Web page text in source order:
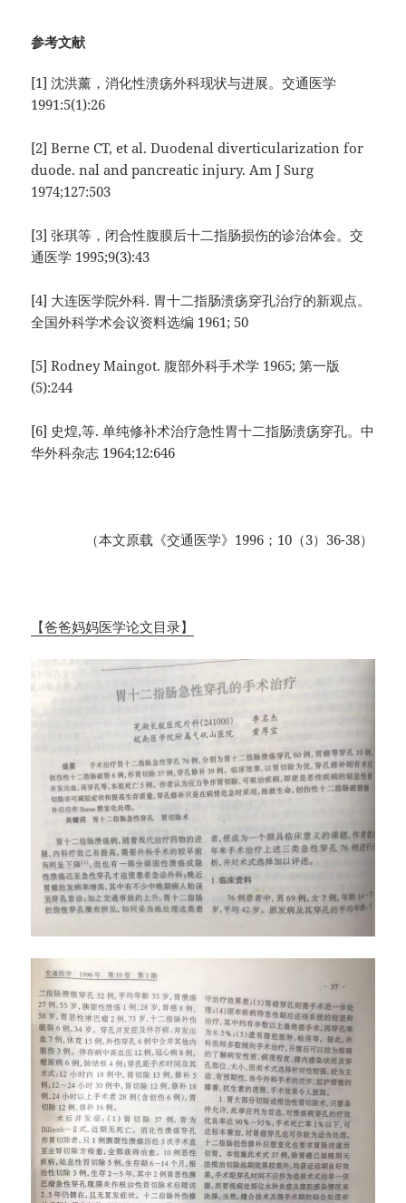
参考文献
[1] 沈洪薰，消化性溃疡外科现状与进展。交通医学
1991:5(1):26
[2] Berne CT, et al. Duodenal diverticularization for
duode. nal and pancreatic injury. Am J Surg
1974;127:503
[3] 张琪等，闭合性腹膜后十二指肠损伤的诊治体会。交
通医学 1995;9(3):43
[4] 大连医学院外科. 胃十二指肠溃疡穿孔治疗的新观点。
全国外科学术会议资料选编 1961; 50
[5] Rodney Maingot. 腹部外科手术学 1965; 第一版
(5):244
[6] 史煌,等. 单纯修补术治疗急性胃十二指肠溃疡穿孔。中
华外科杂志 1964;12:646
（本文原载《交通医学》1996；10（3）36-38）
【爸爸妈妈医学论文目录】